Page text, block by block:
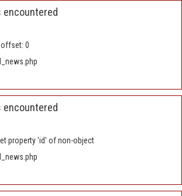
encountered
offset: 0
encountered
property 'id' of non-object